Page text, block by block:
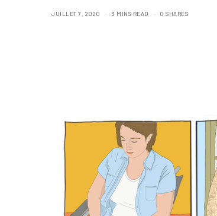
JUILLET 7, 2020 3 MINS READ 0 SHARES